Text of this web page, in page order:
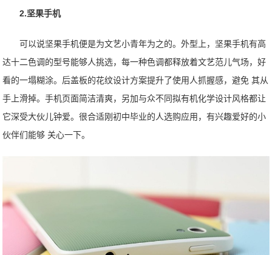
2.坚果手机
可以说坚果手机便是为文艺小青年为之的。外型上，坚果手机有高
达十二色调的型号能够人挑选，每一种色调都释放着文艺范儿气场，好
看的一塌糊涂。后盖板的花纹设计方案提升了使用人抓握感，避免 其从
手上滑掉。手机页面简洁清爽，另加与众不同拟有机化学设计风格都让
它深受大伙儿钟爱。很合适刚初中毕业的人选购应用，有兴趣爱好的小
伙伴们能够 关心一下。